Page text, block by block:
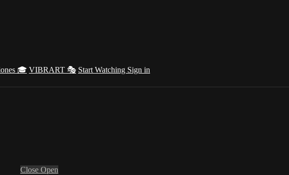
🎓 VIBRART 🎭 Start Watching Sign in
Close Open